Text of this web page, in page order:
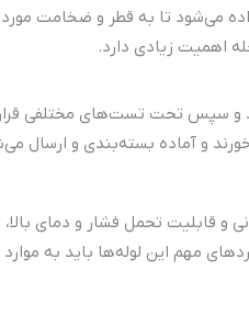
داده می‌شود تا به قطر و
اهمیت زیادی دارد.
سپس تحت تست‌های مختلفی قرار
و آماده بسته‌بندی و ارسال
و قابلیت تحمل فشار و دمای
مهم این لوله‌ها باید به موارد